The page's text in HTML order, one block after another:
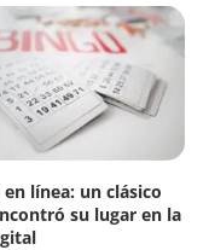
en línea: un clásico
su lugar en la